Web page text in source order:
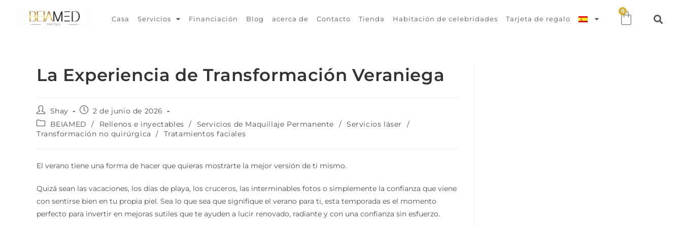
Casa Servicios Financiación Blog acerca de Contacto Tienda Habitación de celebridades Tarjeta de regalo
0
La Experiencia de Transformación Veraniega
Shay
2 de junio de 2026
BEIAMED
/ Rellenos e inyectables / Servicios de Maquillaje Permanente / Servicios láser
/
Transformación no quirúrgica
/ Tratamientos faciales
El verano tiene una forma de hacer que quieras mostrarte la mejor versión de ti mismo.
Quizá sean las vacaciones, los días de playa, los cruceros, las interminables fotos o simplemente la confianza que viene
con sentirse bien en tu propia piel. Sea lo que sea que signifique el verano para ti, esta temporada es el momento
perfecto para invertir en mejoras sutiles que te ayuden a lucir renovado, radiante y con una confianza sin esfuerzo.